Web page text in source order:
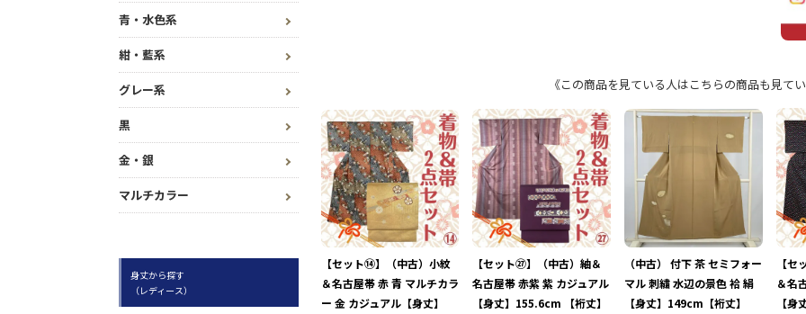
青・水色系
紺・藍系
グレー系
黒
金・銀
マルチカラー
身丈から探す
（レディース）
《この商品を見ている人はこちらの商品も見て
【セット⑭】（中古）小紋
＆名古屋帯 赤 青 マルチカラ
ー 金 カジュアル【身丈】
【セット㉗】（中古）紬＆
名古屋帯 赤紫 紫 カジュアル
【身丈】155.6cm 【裄丈】
（中古） 付下 茶 セミフォー
マル 刺繍 水辺の景色 袷 絹
【身丈】149cm【裄丈】
【
＆名
【